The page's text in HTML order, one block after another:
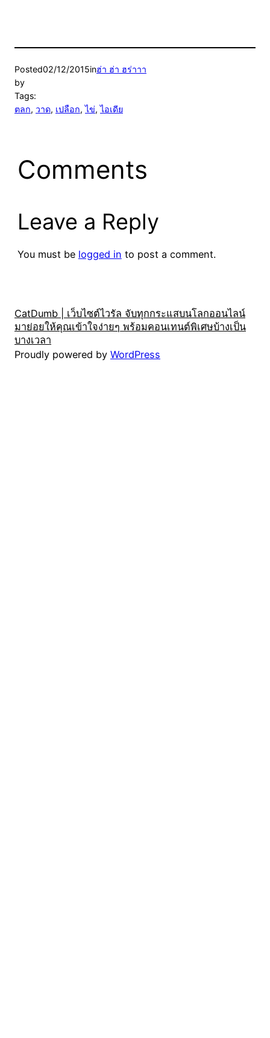
Posted02/12/2015inฮ่า ฮ่า ฮร่าาา
by
Tags:
ตลก, วาด, เปลือก, ไข่, ไอเดีย
Comments
Leave a Reply
You must be logged in to post a comment.
CatDumb | เว็บไซต์ไวรัล จับทุกกระแสบนโลกออนไลน์
มาย่อยให้คุณเข้าใจง่ายๆ พร้อมคอนเทนต์พิเศษบ้างเป็น
บางเวลา
Proudly powered by WordPress